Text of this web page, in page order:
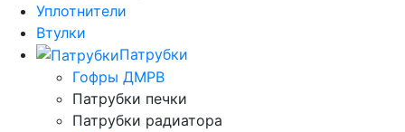
Уплотнители
Втулки
Патрубки
Гофры ДМРВ
Патрубки печки
Патрубки радиатора